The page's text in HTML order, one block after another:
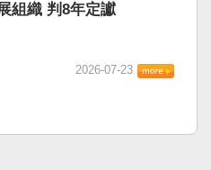
組織 判8年定讞
2026-07-23